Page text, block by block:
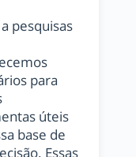
pesquisas
para
úteis
base de
Essas